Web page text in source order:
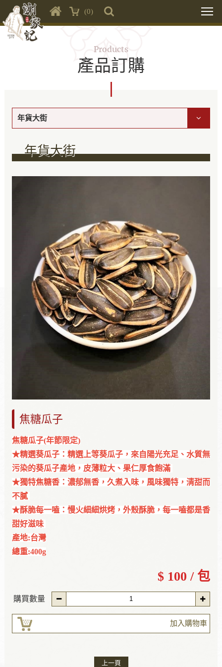
(0)
Products
產品訂購
年貨大街
年貨大街
焦糖瓜子
焦糖瓜子(年節限定)
★精選葵瓜子：精選上等葵瓜子，來自陽光充足、水質無
污染的葵瓜子產地，皮薄粒大、果仁厚食飽滿
★獨特焦糖香：濃郁無香，久煮入味，風味獨特，清甜而
不膩
★酥脆每一嗑：慢火細細烘烤，外殼酥脆，每一嗑都是香
甜好滋味
產地:台灣
總重:400g
$ 100 / 包
購買數量
加入購物車
上一頁